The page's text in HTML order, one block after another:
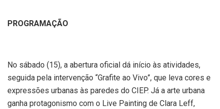
PROGRAMAÇÃO
No sábado (15), a abertura oficial dá início às atividades,
seguida pela intervenção “Grafite ao Vivo”, que leva cores e
expressões urbanas às paredes do CIEP. Já a arte urbana
ganha protagonismo com o Live Painting de Clara Leff,